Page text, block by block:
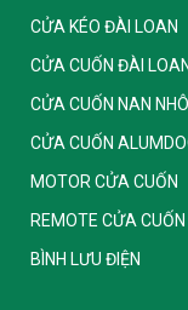
CỬA KÉO ĐÀI LOAN
CỬA CUỐN ĐÀI LOAN
CỬA CUỐN NAN
CỬA CUỐN
MOTOR CỬA CUỐN
REMOTE CỬA CUỐN
BÌNH LƯU ĐIỆN